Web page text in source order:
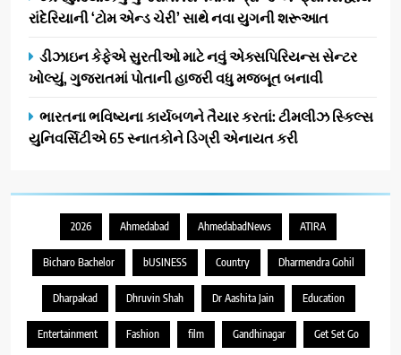
રાંદેરિયાની ‘ટોમ એન્ડ ચેરી’ સાથે નવા યુગની શરૂઆત
ડીઝાઇન કેફેએ સુરતીઓ માટે નવું એક્સપિરિયન્સ સેન્ટર
ખોલ્યું, ગુજરાતમાં પોતાની હાજરી વધુ મજબૂત બનાવી
ભારતના ભવિષ્યના કાર્યબળને તૈયાર કરતાં: ટીમલીઝ સ્કિલ્સ
યુનિવર્સિટીએ 65 સ્નાતકોને ડિગ્રી એનાયત કરી
2026 Ahmedabad AhmedabadNews ATIRA
Bicharo Bachelor bUSINESS Country Dharmendra Gohil
Dharpakad Dhruvin Shah Dr Aashita Jain Education
Entertainment Fashion film Gandhinagar Get Set Go